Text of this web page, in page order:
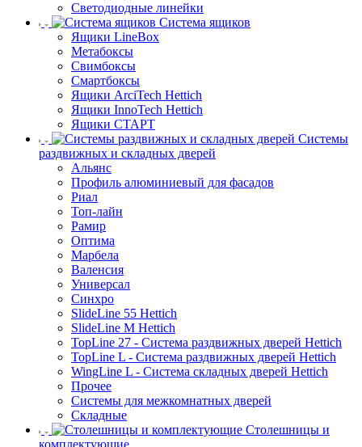
Светодиодные линейки
Система ящиков
Ящики LineBox
Метабоксы
Свимбоксы
Смартбоксы
Ящики ArciTech Hettich
Ящики InnoTech Hettich
Ящики СТАРТ
Системы
раздвижных и складных дверей
Альянс
Профиль алюминиевый для фасадов
Риал
Топ-лайн
Рамир
Оптима
Марбела
Валенсия
Универсал
Синхро
SlideLine 55 Hettich
SlideLine M Hettich
TopLine 27 - Система раздвижных дверей Hettich
TopLine L - Система раздвижных дверей Hettich
WingLine L - Система складных дверей Hettich
Прочее
Системы для межкомнатных дверей
Складные
Столешницы и
комплектующие